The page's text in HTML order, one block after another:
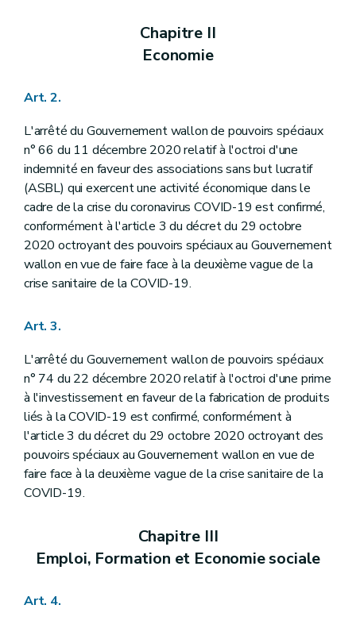
Chapitre II
Economie
Art. 2.
L'arrêté du Gouvernement wallon de pouvoirs spéciaux
n° 66 du 11 décembre 2020 relatif à l'octroi d'une
indemnité en faveur des associations sans but lucratif
(ASBL) qui exercent une activité économique dans le
cadre de la crise du coronavirus COVID-19 est confirmé,
conformément à l'article 3 du décret du 29 octobre
2020 octroyant des pouvoirs spéciaux au Gouvernement
wallon en vue de faire face à la deuxième vague de la
crise sanitaire de la COVID-19.
Art. 3.
L'arrêté du Gouvernement wallon de pouvoirs spéciaux
n° 74 du 22 décembre 2020 relatif à l'octroi d'une prime
à l'investissement en faveur de la fabrication de produits
liés à la COVID-19 est confirmé, conformément à
l'article 3 du décret du 29 octobre 2020 octroyant des
pouvoirs spéciaux au Gouvernement wallon en vue de
faire face à la deuxième vague de la crise sanitaire de la
COVID-19.
Chapitre III
Emploi, Formation et Economie sociale
Art. 4.